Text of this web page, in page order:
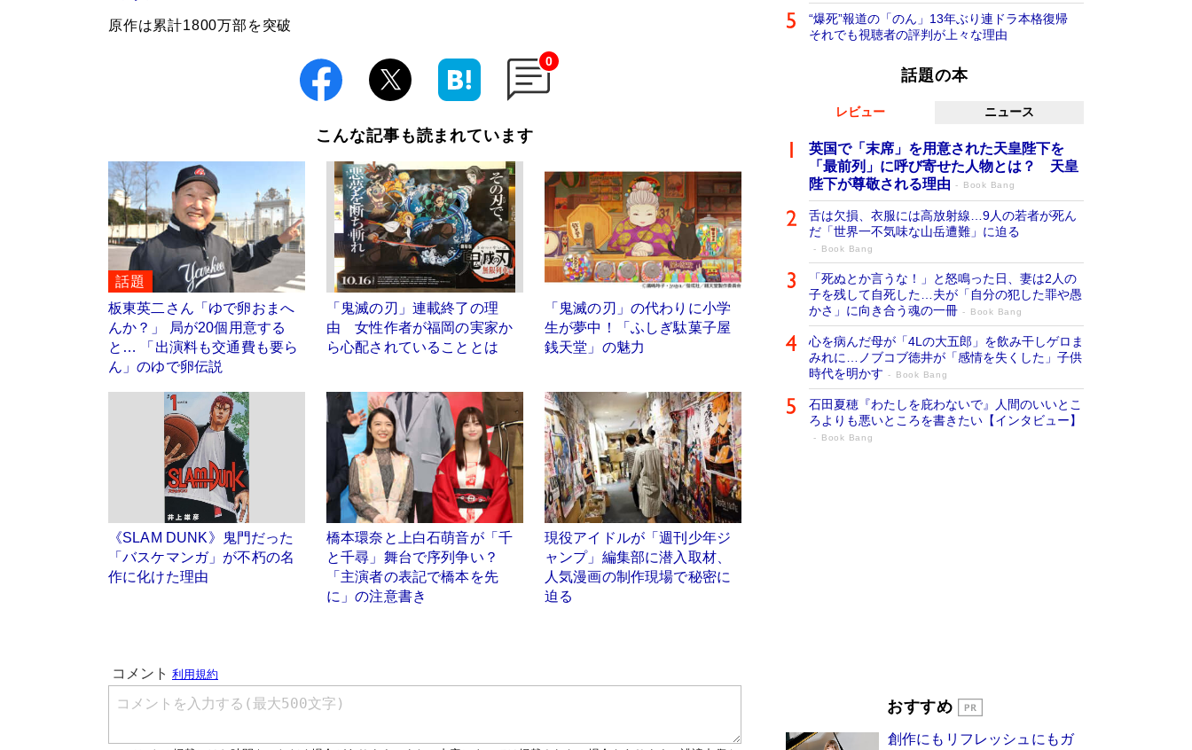
原作は累計1800万部を突破
0
こんな記事も読まれています
話題
板東英二さん「ゆで卵おまへ
んか？」 局が20個用意する
と… 「出演料も交通費も要ら
ん」のゆで卵伝説
「鬼滅の刃」連載終了の理
由 女性作者が福岡の実家か
ら心配されていることとは
「鬼滅の刃」の代わりに小学
生が夢中！「ふしぎ駄菓子屋
銭天堂」の魅力
《SLAM DUNK》鬼門だった
「バスケマンガ」が不朽の名
作に化けた理由
橋本環奈と上白石萌音が「千
と千尋」舞台で序列争い？
「主演者の表記で橋本を先
に」の注意書き
現役アイドルが「週刊少年ジ
ャンプ」編集部に潜入取材、
人気漫画の制作現場で秘密に
迫る
“爆死”報道の「のん」13年ぶり連ドラ本格復帰
それでも視聴者の評判が上々な理由
話題の本
レビュー ニュース
英国で「末席」を用意された天皇陛下を
「最前列」に呼び寄せた人物とは？ 天皇
陛下が尊敬される理由
Book Bang
舌は欠損、衣服には高放射線…9人の若者が死ん
だ「世界一不気味な山岳遭難」に迫る
Book Bang
「死ぬとか言うな！」と怒鳴った日、妻は2人の
子を残して自死した…夫が「自分の犯した罪や愚
かさ」に向き合う魂の一冊
Book Bang
心を病んだ母が「4Lの大五郎」を飲み干しゲロま
みれに…ノブコブ徳井が「感情を失くした」子供
時代を明かす
Book Bang
石田夏穂『わたしを庇わないで』人間のいいとこ
ろよりも悪いところを書きたい【インタビュー】
Book Bang
開発への関心を押し上げた18年の物語に幕 特装
Book Bang
おすすめ
創作にもリフレッシュにもガ